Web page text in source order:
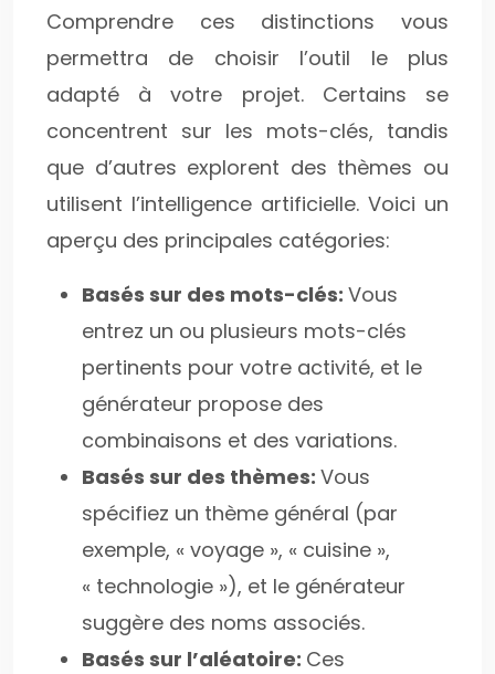
Comprendre ces distinctions vous
permettra de choisir l’outil le plus
adapté à votre projet. Certains se
concentrent sur les mots-clés, tandis
que d’autres explorent des thèmes ou
utilisent l’intelligence artificielle. Voici un
aperçu des principales catégories:
Basés sur des mots-clés: Vous
entrez un ou plusieurs mots-clés
pertinents pour votre activité, et le
générateur propose des
combinaisons et des variations.
Basés sur des thèmes: Vous
spécifiez un thème général (par
exemple, « voyage », « cuisine »,
« technologie »), et le générateur
suggère des noms associés.
Basés sur l’aléatoire: Ces